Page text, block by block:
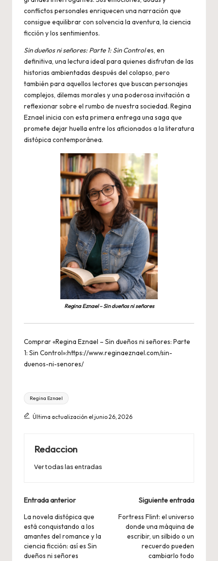
conflictos personales enriquecen una narración que
consigue equilibrar con solvencia la aventura, la ciencia
ficción y los sentimientos.
Sin dueños ni señores: Parte 1: Sin Controles, en
definitiva, una lectura ideal para quienes disfrutan de las
historias ambientadas después del colapso, pero
también para aquellos lectores que buscan personajes
complejos, dilemas morales y una poderosa invitación a
reflexionar sobre el rumbo de nuestra sociedad. Regina
Eznael inicia con esta primera entrega una saga que
promete dejar huella entre los aficionados a la literatura
distópica contemporánea.
Regina Eznael – Sin dueños ni señores
Comprar «Regina Eznael – Sin dueños ni señores: Parte
1: Sin Control»:https://www.reginaeznael.com/sin-
duenos-ni-senores/
Etiquetas:
Regina Eznael
Última actualización el junio 26, 2026
Redaccion
Ver todas las entradas
Navegación
de
entradas
Entrada anterior
La novela distópica que
está conquistando a los
amantes del romance y la
ciencia ficción: así es Sin
dueños ni señores
Siguiente entrada
Fortress Flint: el universo
donde una máquina de
escribir, un silbido o un
recuerdo pueden
cambiarlo todo